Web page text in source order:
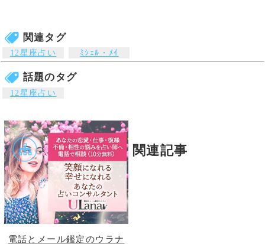
風水の大御所Dr.コパがあな
たの開運をお手伝い！
テレビで話題の紫月香帆が
あなたの風水を徹底鑑定！
占いの泉とは？